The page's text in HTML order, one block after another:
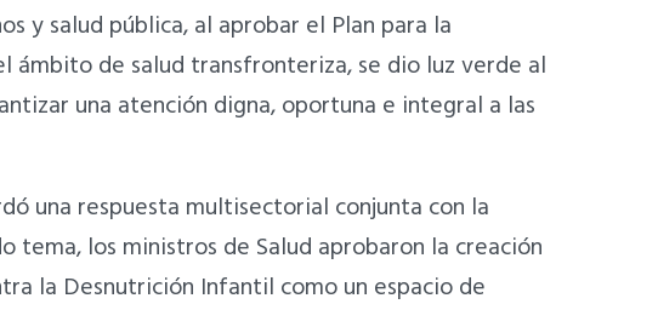
y salud pública, al aprobar el Plan para la
ámbito de salud transfronteriza, se dio luz verde al
una atención digna, oportuna e integral a las
una respuesta multisectorial conjunta con la
los ministros de Salud aprobaron la creación
la Desnutrición Infantil como un espacio de